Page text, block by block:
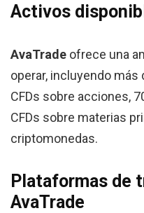
Activos
AvaTrade ofrece una
operar, incluyendo más
CFDs sobre acciones,
CFDs sobre materias
criptomonedas.
Plataformas de
AvaTrade